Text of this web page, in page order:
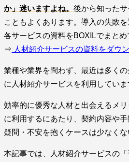
か」迷いますよね。 後から知った
こともよくあります。導入の失敗
各サービスの資料をBOXILでまとめ
⇒ 人材紹介サービスの資料をダウ
業種や業界を問わず、最近は多く
に人材紹介サービスを利用していま
効率的に優秀な人材と出会えるメ
に利用するにあたり、契約内容や
疑問・不安を抱くケースは少なくな
本記事では、人材紹介サービスの「